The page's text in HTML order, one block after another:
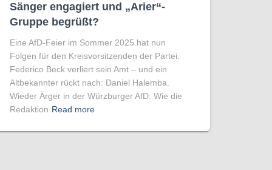
Sänger engagiert und „Arier“-
Gruppe begrüßt?
Eine AfD-Feier im Sommer 2025 hat nun
Folgen für den Kreisvorsitzenden der Partei.
Federico Beck verliert sein Amt – und ein
Altbekannter rückt nach: Daniel Halemba.
Wieder Ärger in der Würzburger AfD: Wie die
Redaktion Read more